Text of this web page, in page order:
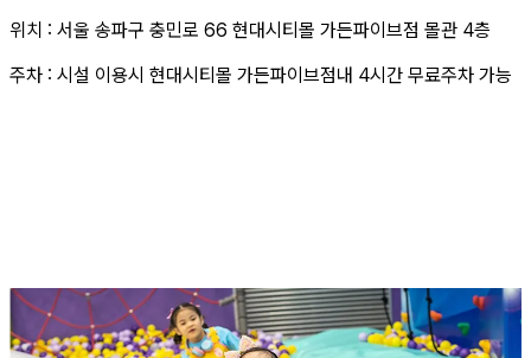
위치 : 서울 송파구 충민로 66 현대시티몰 가든파이브점 몰관 4층
주차 : 시설 이용시 현대시티몰 가든파이브점내 4시간 무료주차 가능